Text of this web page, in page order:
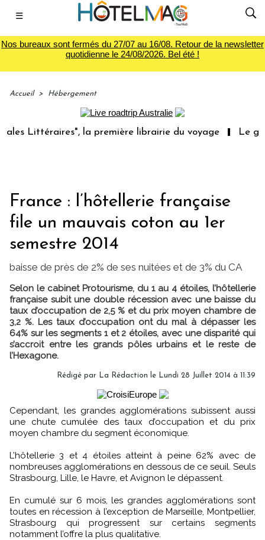
☰
Nos bureaux sont fermés du 27/07 au 16/08. Retour de la newsletter
quotidienne le 24/08/2026. Bel été !
Accueil > Hébergement
Littéraires", la première librairie du voyage Le groupe
France : l’hôtellerie française
file un mauvais coton au 1er
semestre 2014
baisse de près de 2% de ses nuitées et de 3% du CA
Selon le cabinet Protourisme, du 1 au 4 étoiles, l’hôtellerie
française subit une double récession avec une baisse du
taux d’occupation de 2,5 % et du prix moyen chambre de
3,2 %. Les taux d’occupation ont du mal à dépasser les
64% sur les segments 1 et 2 étoiles, avec une disparité qui
s’accroit entre les grands pôles urbains et le reste de
l’Hexagone.
Rédigé par La Rédaction le Lundi 28 Juillet 2014 à 11:39
Cependant, les grandes agglomérations subissent aussi
une chute cumulée des taux d’occupation et du prix
moyen chambre du segment économique.
L’hôtellerie 3 et 4 étoiles atteint à peine 62% avec de
nombreuses agglomérations en dessous de ce seuil. Seuls
Strasbourg, Lille, le Havre, et Avignon le dépassent.
En cumulé sur 6 mois, les grandes agglomérations sont
toutes en récession à l’exception de Marseille, Montpellier,
Strasbourg qui progressent sur certains segments
notamment l’offre la plus qualitative.